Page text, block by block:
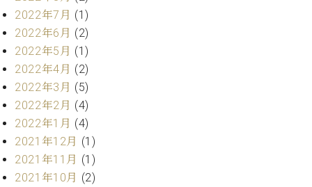
ヴ
ィ
ジ
ョ
ン
C.BECHSTEIN
Digital(ベ
ヒ
シ
ュ
紹
介
情報
【ユ
ーロ
ピア
ノ特
選中
古】
イ
ベ
2022年7月 (1)
2022年6月 (2)
2022年5月 (1)
2022年4月 (2)
2022年3月 (5)
2022年2月 (4)
2022年1月 (4)
2021年12月 (1)
2021年11月 (1)
2021年10月 (2)